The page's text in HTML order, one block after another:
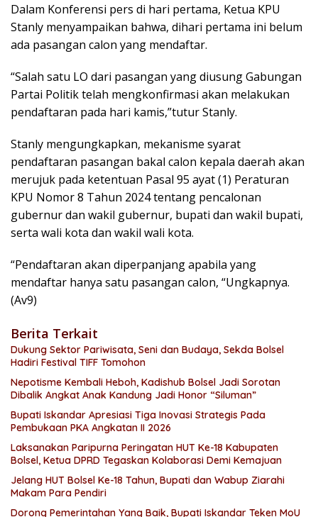
Dalam Konferensi pers di hari pertama, Ketua KPU
Stanly menyampaikan bahwa, dihari pertama ini belum
ada pasangan calon yang mendaftar.
“Salah satu LO dari pasangan yang diusung Gabungan
Partai Politik telah mengkonfirmasi akan melakukan
pendaftaran pada hari kamis,”tutur Stanly.
Stanly mengungkapkan, mekanisme syarat
pendaftaran pasangan bakal calon kepala daerah akan
merujuk pada ketentuan Pasal 95 ayat (1) Peraturan
KPU Nomor 8 Tahun 2024 tentang pencalonan
gubernur dan wakil gubernur, bupati dan wakil bupati,
serta wali kota dan wakil wali kota.
“Pendaftaran akan diperpanjang apabila yang
mendaftar hanya satu pasangan calon, “Ungkapnya.
(Av9)
Berita Terkait
Dukung Sektor Pariwisata, Seni dan Budaya, Sekda Bolsel
Hadiri Festival TIFF Tomohon
Nepotisme Kembali Heboh, Kadishub Bolsel Jadi Sorotan
Dibalik Angkat Anak Kandung Jadi Honor “Siluman”
Bupati Iskandar Apresiasi Tiga Inovasi Strategis Pada
Pembukaan PKA Angkatan II 2026
Laksanakan Paripurna Peringatan HUT Ke-18 Kabupaten
Bolsel, Ketua DPRD Tegaskan Kolaborasi Demi Kemajuan
Jelang HUT Bolsel Ke-18 Tahun, Bupati dan Wabup Ziarahi
Makam Para Pendiri
Dorong Pemerintahan Yang Baik, Bupati Iskandar Teken MoU